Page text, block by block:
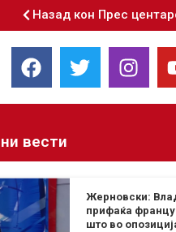
Назад кон Прес
вести
Жерновски:
прифаќа
што во